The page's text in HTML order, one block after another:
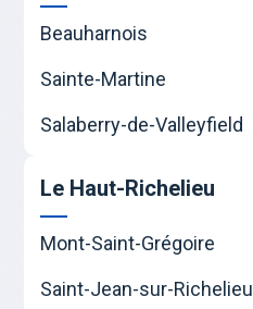
Beauharnois
Sainte-Martine
Salaberry-de-Valleyfield
Le Haut-Richelieu
Mont-Saint-Grégoire
Saint-Jean-sur-Richelieu